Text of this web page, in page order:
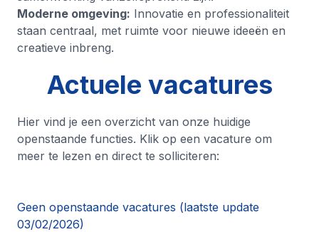
Moderne omgeving: Innovatie en professionaliteit
staan centraal, met ruimte voor nieuwe ideeën en
creatieve inbreng.
Actuele vacatures
Hier vind je een overzicht van onze huidige
openstaande functies. Klik op een vacature om
meer te lezen en direct te solliciteren:
Geen openstaande vacatures (laatste update
03/02/2026)